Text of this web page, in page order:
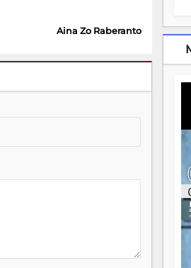
Aina Zo Raberanto